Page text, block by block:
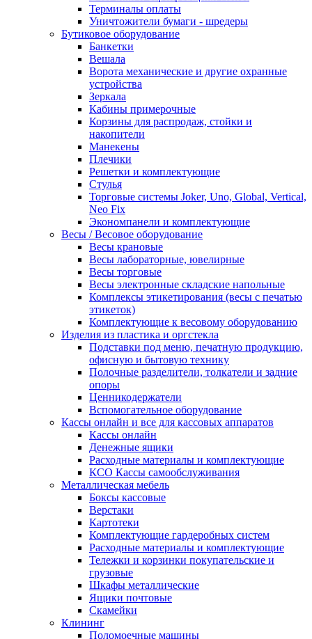
Терминалы оплаты
Уничтожители бумаги - шредеры
Бутиковое оборудование
Банкетки
Вешала
Ворота механические и другие охранные
устройства
Зеркала
Кабины примерочные
Корзины для распродаж, стойки и
накопители
Манекены
Плечики
Решетки и комплектующие
Стулья
Торговые системы Joker, Uno, Global, Vertical,
Neo Fix
Экономпанели и комплектующие
Весы / Весовое оборудование
Весы крановые
Весы лабораторные, ювелирные
Весы торговые
Весы электронные складские напольные
Комплексы этикетирования (весы с печатью
этикеток)
Комплектующие к весовому оборудованию
Изделия из пластика и оргстекла
Подставки под меню, печатную продукцию,
офисную и бытовую технику
Полочные разделители, толкатели и задние
опоры
Ценникодержатели
Вспомогательное оборудование
Кассы онлайн и все для кассовых аппаратов
Кассы онлайн
Денежные ящики
Расходные материалы и комплектующие
КСО Кассы самообслуживания
Металлическая мебель
Боксы кассовые
Верстаки
Картотеки
Комплектующие гардеробных систем
Расходные материалы и комплектующие
Тележки и корзинки покупательские и
грузовые
Шкафы металлические
Ящики почтовые
Скамейки
Клининг
Поломоечные машины